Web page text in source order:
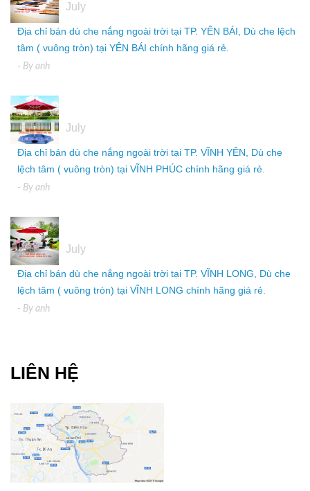
July
Địa chỉ bán dù che nắng ngoài trời tại TP. YÊN BÁI, Dù che lệch
tâm ( vuông tròn) tại YÊN BÁI chính hãng giá rẻ.
- By anh
July
Địa chỉ bán dù che nắng ngoài trời tại TP. VĨNH YÊN, Dù che
lệch tâm ( vuông tròn) tại VĨNH PHÚC chính hãng giá rẻ.
- By anh
July
Địa chỉ bán dù che nắng ngoài trời tại TP. VĨNH LONG, Dù che
lệch tâm ( vuông tròn) tại VĨNH LONG chính hãng giá rẻ.
- By anh
LIÊN HỆ